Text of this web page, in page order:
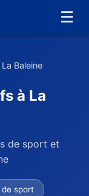
☰
La Baleine
à La
de sport et
sport